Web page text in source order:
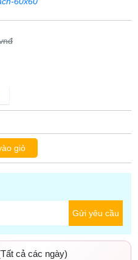
giỏ
Gửi yêu cầu
cả các ngày)